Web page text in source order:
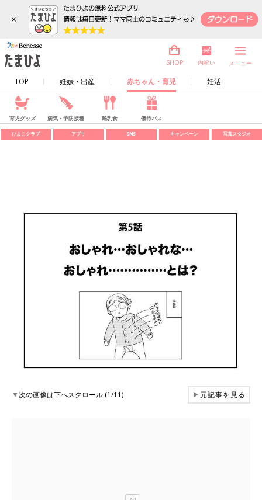
×
TOP 妊娠・出産 赤ちゃん・育児 妊活
SHOP 内祝い メニュー
育児グッズ 病気・予防接種 離乳食 優待パス
ひよこクラブ アプリ SNS キャンペーン 写真スタジオ
▼次の画像は下へスクロール (1/11) ▶元記事を見る